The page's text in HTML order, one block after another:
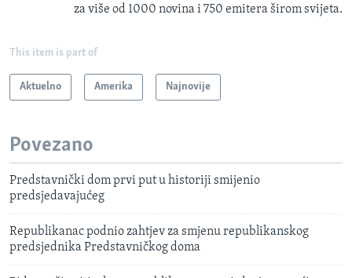
za više od 1000 novina i 750 emitera širom svijeta.
This item is part of
Aktuelno Amerika Najnovije
Povezano
Predstavnički dom prvi put u historiji smijenio
predsjedavajućeg
Republikanac podnio zahtjev za smjenu republikanskog
predsjednika Predstavničkog doma